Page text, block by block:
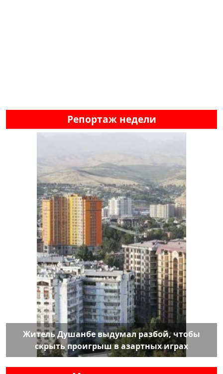
Репортаж недели
Житель Душанбе выдумал разбой, чтобы
скрыть проигрыш в азартных играх